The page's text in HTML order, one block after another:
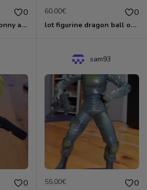
0
figurine 2000 AD Jhonny alpha et Durham REd
60.00€ 0
lot figurine dragon ball oolong shenron+Porung Namek Shenron+namek
0
sam93
55.00€ 0